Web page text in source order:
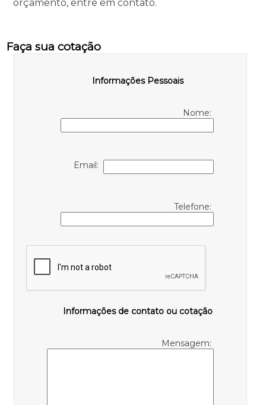
orçamento, entre em contato.
Faça sua cotação
Informações Pessoais
Nome:
Email:
Telefone:
Informações de contato ou cotação
Mensagem: